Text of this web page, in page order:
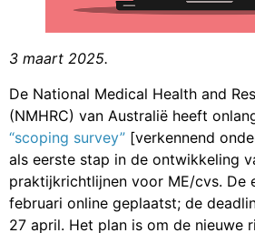
27 april. Het plan is om de nieuwe
jaar te publiceren.
Het onderzoek volgt op
Australische regering afgelopen
dollar (Australische dollars) zou
NHMRC om de nieuwe richtlijnen
aankondiging betekende een
voor de Australische
eisen mensen met ME/cvs nieuwe
wijzend dat de vorige nationale